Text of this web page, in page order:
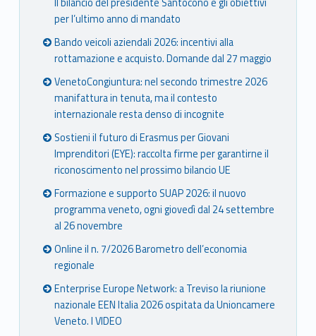
per l’ultimo anno di mandato
Bando veicoli aziendali 2026: incentivi alla
rottamazione e acquisto. Domande dal 27 maggio
VenetoCongiuntura: nel secondo trimestre 2026
manifattura in tenuta, ma il contesto
internazionale resta denso di incognite
Sostieni il futuro di Erasmus per Giovani
Imprenditori (EYE): raccolta firme per garantirne il
riconoscimento nel prossimo bilancio UE
Formazione e supporto SUAP 2026: il nuovo
programma veneto, ogni giovedì dal 24 settembre
al 26 novembre
Online il n. 7/2026 Barometro dell’economia
regionale
Enterprise Europe Network: a Treviso la riunione
nazionale EEN Italia 2026 ospitata da Unioncamere
Veneto. I VIDEO